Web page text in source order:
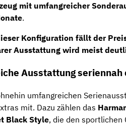
mit umfangreicher
.
Konfiguration fällt der
Ausstattung wird meist
Ausstattung seriennah
umfangreichen
mit. Dazu zählen das
Black Style, die den